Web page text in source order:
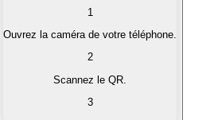
qui vous intéressent
cryptomonnaies en monnaie
1
Ouvrez la caméra de votre téléphone.
2
Scannez le QR.
3